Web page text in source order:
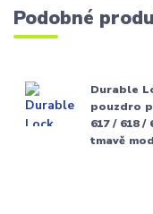
Podobné
Durable
pouzdro
617 / 618 /
tmavě